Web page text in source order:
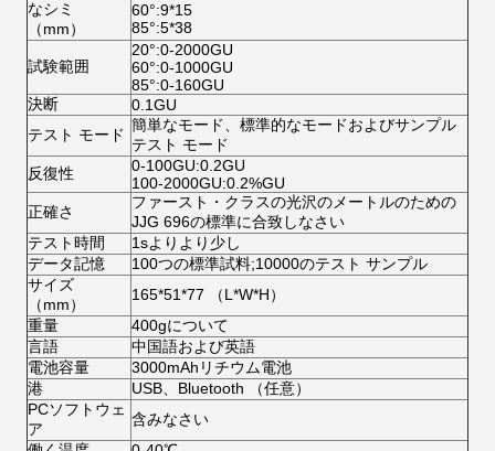
なシミ
（mm）
60°:9*15
85°:5*38
試験範囲
20°:0-2000GU
60°:0-1000GU
85°:0-160GU
決断
0.1GU
テスト モード
簡単なモード、標準的なモードおよびサンプル
テスト モード
反復性
0-100GU:0.2GU
100-2000GU:0.2%GU
正確さ
ファースト・クラスの光沢のメートルのための
JJG 696の標準に合致しなさい
テスト時間
1sよりより少し
データ記憶
100つの標準試料;10000のテスト サンプル
サイズ
（mm）
165*51*77 （L*W*H）
重量
400gについて
言語
中国語および英語
電池容量
3000mAhリチウム電池
港
USB、Bluetooth （任意）
PCソフトウェ
ア
含みなさい